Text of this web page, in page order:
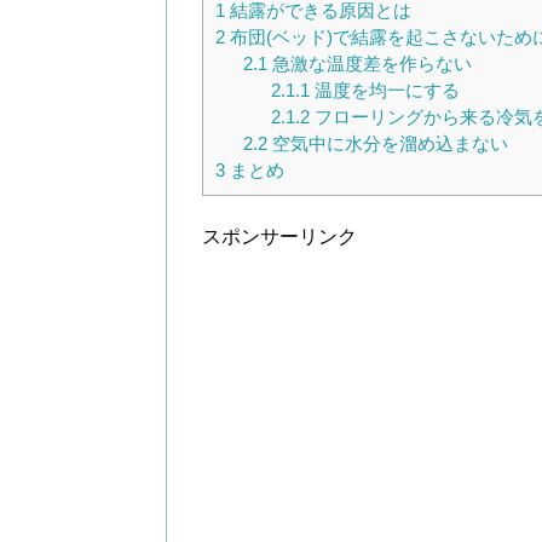
1 結露ができる原因とは
2 布団(ベッド)で結露を起こさないため
2.1 急激な温度差を作らない
2.1.1 温度を均一にする
2.1.2フローリングから来る冷気
2.2空気中に水分を溜め込まない
3 まとめ
スポンサーリンク